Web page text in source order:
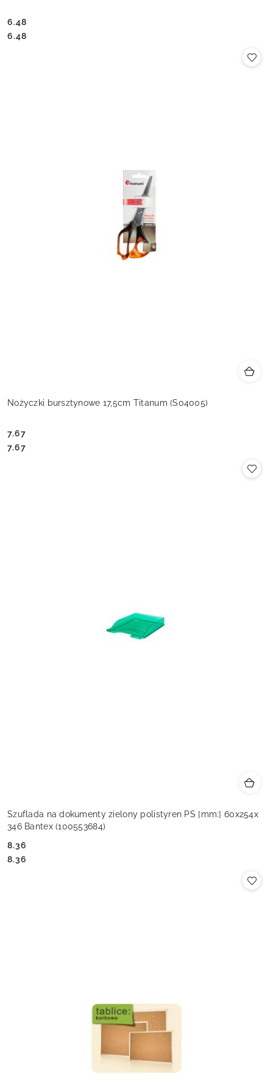
Cena:
6.48
Cena:
6.48
Nożyczki bursztynowe 17,5cm Titanum (S04005)
Cena:
7.67
Cena:
7.67
Szuflada na dokumenty zielony polistyren PS [mm:] 60x254x
346 Bantex (100553684)
Cena:
8.36
Cena:
8.36